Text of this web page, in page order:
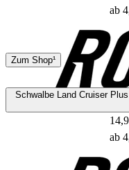
DHL
ab
Zum Shop¹
Schwalbe Land Cruiser
ab